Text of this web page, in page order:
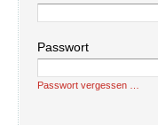
Passwort
Passwort vergessen …